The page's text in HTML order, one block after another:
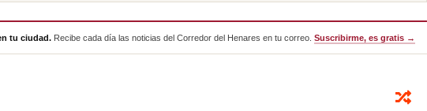
tu ciudad. Recibe cada día las noticias del Corredor del Henares en tu correo. Suscribirme, es gratis →